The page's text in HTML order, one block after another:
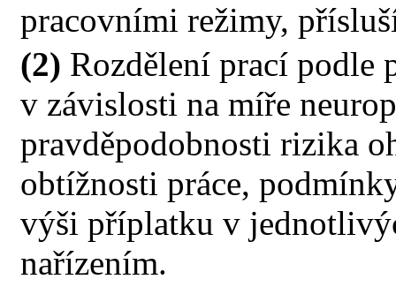
pracovními režimy,
(2) Rozdělení prací podle
v závislosti na míře
pravděpodobnosti rizika
obtížnosti práce,
výši příplatku v
nařízením.